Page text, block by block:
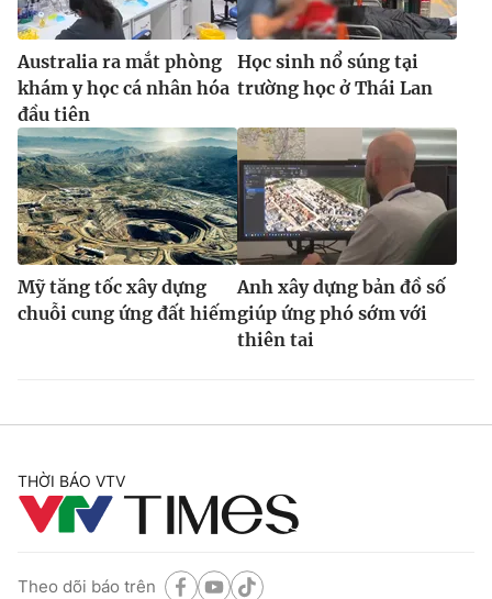
Australia ra mắt phòng
khám y học cá nhân hóa
đầu tiên
Học sinh nổ súng tại
trường học ở Thái Lan
Mỹ tăng tốc xây dựng
chuỗi cung ứng đất hiếm
Anh xây dựng bản đồ số
giúp ứng phó sớm với
thiên tai
THỜI BÁO VTV
Theo dõi báo trên